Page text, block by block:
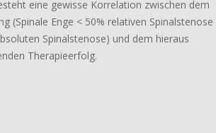
eine gewisse Korrelation zwischen dem
(Spinale Enge < 50% rela­ti­ven Spinal­stenose
Spinal­stenose) und dem hieraus
Therapieerfolg.